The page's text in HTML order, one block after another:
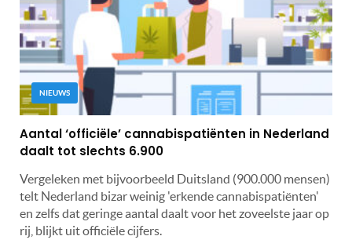
NIEUWS
Aantal ‘officiële’ cannabispatiënten in Nederland
daalt tot slechts 6.900
Vergeleken met bijvoorbeeld Duitsland (900.000 mensen)
telt Nederland bizar weinig 'erkende cannabispatiënten'
en zelfs dat geringe aantal daalt voor het zoveelste jaar op
rij, blijkt uit officiële cijfers.